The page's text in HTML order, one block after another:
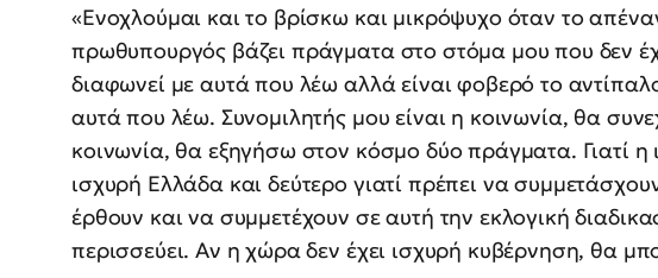
«Ενοχλούμαι και το βρίσκω και μικρόψυχο όταν το
πρωθυπουργός βάζει πράγματα στο στόμα μου που δεν
διαφωνεί με αυτά που λέω αλλά είναι φοβερό το
αυτά που λέω. Συνομιλητής μου είναι η κοινωνία, θα
κοινωνία, θα εξηγήσω στον κόσμο δύο πράγματα. Γιατί η
ισχυρή Ελλάδα και δεύτερο γιατί πρέπει να
έρθουν και να συμμετέχουν σε αυτή την εκλογική
περισσεύει. Αν η χώρα δεν έχει ισχυρή κυβέρνηση, θα